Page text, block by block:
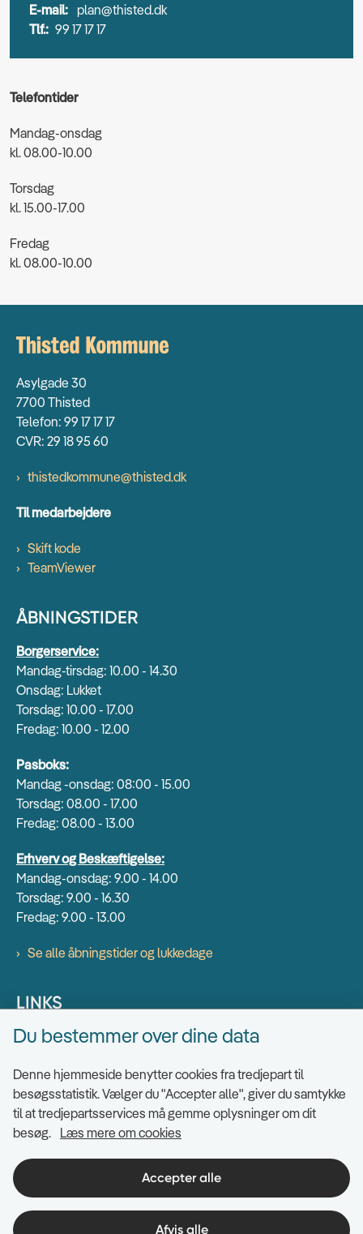
E-mail: plan@thisted.dk
Tlf.: 99 17 17 17
Telefontider
Mandag-onsdag
kl. 08.00-10.00
Torsdag
kl. 15.00-17.00
Fredag
kl. 08.00-10.00
Asylgade 30
7700 Thisted
Telefon: 99 17 17 17
CVR: 29 18 95 60
thistedkommune@thisted.dk
Til medarbejdere
Skift kode
TeamViewer
ÅBNINGSTIDER
Borgerservice:
Mandag-tirsdag: 10.00 - 14.30
Onsdag: Lukket
Torsdag: 10.00 - 17.00
Fredag: 10.00 - 12.00
Pasboks:
Mandag -onsdag: 08:00 - 15.00
Torsdag: 08.00 - 17.00
Fredag: 08.00 - 13.00
Erhverv og Beskæftigelse:
Mandag-onsdag: 9.00 - 14.00
Torsdag: 9.00 - 16.30
Fredag: 9.00 - 13.00
Se alle åbningstider og lukkedage
LINKS
Find EAN numre
Send sikkert
Tilgængelighedserklæring
Cookies
Ris og ros til hjemmesiden
Indsigt i datahåndtering
Du bestemmer over dine data
Denne hjemmeside benytter cookies fra tredjepart til
besøgsstatistik. Vælger du "Accepter alle", giver du samtykke
til at tredjepartsservices må gemme oplysninger om dit
besøg. Læs mere om cookies
Accepter alle
Afvis alle